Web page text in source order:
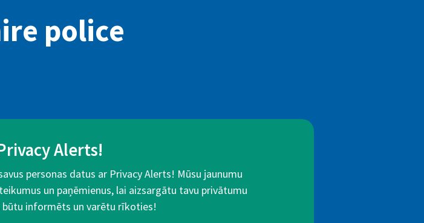
police
Alerts!
personas datus ar Privacy Alerts! Mūsu jaunumu
un paņēmienus, lai aizsargātu tavu privātumu
informēts un varētu rīkoties!